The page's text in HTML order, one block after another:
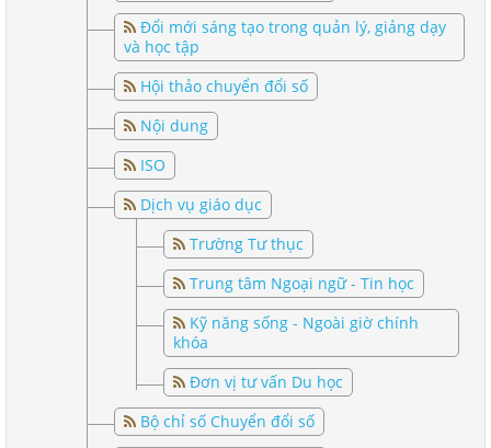
Đổi mới sáng tạo trong quản lý, giảng dạy
và học tập
Hội thảo chuyển đổi số
Nội dung
ISO
Dịch vụ giáo dục
Trường Tư thục
Trung tâm Ngoại ngữ - Tin học
Kỹ năng sống - Ngoài giờ chính
khóa
Đơn vị tư vấn Du học
Bộ chỉ số Chuyển đổi số